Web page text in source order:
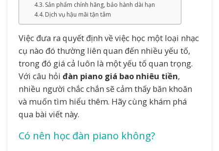
Sản phẩm chính hãng, bảo hành dài hạn
Dịch vụ hậu mãi tận tâm
Việc đưa ra quyết định về việc học một loại nhạc
cụ nào đó thường liên quan đến nhiều yếu tố,
trong đó giá cả luôn là một yếu tố quan trọng.
Với câu hỏi đàn piano giá bao nhiêu tiền,
nhiều người chắc chắn sẽ cảm thấy băn khoăn
và muốn tìm hiểu thêm. Hãy cùng khám phá
qua bài viết này.
Có nên học đàn piano không?